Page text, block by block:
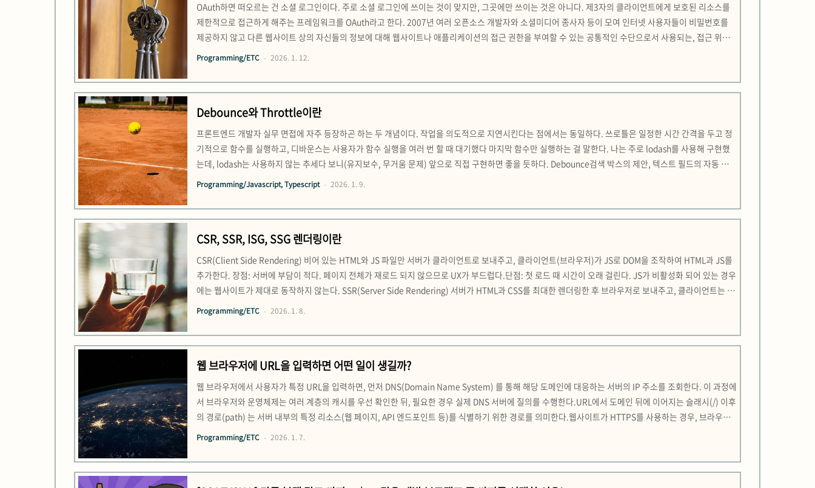
OAuth하면 떠오르는 건 소셜 로그인이다. 주로 소셜 로그인에 쓰이는 것이 맞지만, 그곳에만 쓰이는 것은 아니다. 제3자의 클라이언트에게 보호된 리소스를
제한적으로 접근하게 해주는 프레임워크를 OAuth라고 한다. 2007년 여러 오픈소스 개발자와 소셜미디어 종사자 등이 모여 인터넷 사용자들이 비밀번호를
제공하지 않고 다른 웹사이트 상의 자신들의 정보에 대해 웹사이트나 애플리케이션의 접근 권한을 부여할 수 있는 공통적인 수단으로서 사용되는, 접근 위임
을 위한 개방형 표준의 필요성을 논의하다 개발했다고 한다. 이후 구글 등이 후원하면서 공식 프로토콜로 발전할 수 있었다. OAuth 1.0에는 모바일 미지원, 보
Programming/ETC 2026. 1. 12.
Debounce와 Throttle이란
프론트엔드 개발자 실무 면접에 자주 등장하곤 하는 두 개념이다. 작업을 의도적으로 지연시킨다는 점에서는 동일하다. 쓰로틀은 일정한 시간 간격을 두고 정
기적으로 함수를 실행하고, 디바운스는 사용자가 함수 실행을 여러 번 할 때 대기했다 마지막 함수만 실행하는 걸 말한다. 나는 주로 lodash를 사용해 구현했
는데, lodash는 사용하지 않는 추세다 보니(유지보수, 무거움 문제) 앞으로 직접 구현하면 좋을 듯하다. Debounce검색 박스의 제안, 텍스트 필드의 자동 저
장, 버튼의 더블 클릭의 제거가 모두 debounce를 이용하는 사례다. function debounce(callback, delay) { let timer; return function () {
Programming/Javascript, Typescript 2026. 1. 9.
CSR, SSR, ISG, SSG 렌더링이란
CSR(Client Side Rendering) 비어 있는 HTML와 JS 파일만 서버가 클라이언트로 보내주고, 클라이언트(브라우저)가 JS로 DOM을 조작하여 HTML과 JS를
추가한다. 장점: 서버에 부담이 적다. 페이지 전체가 재로드 되지 않으므로 UX가 부드럽다.단점: 첫 로드 때 시간이 오래 걸린다. JS가 비활성화 되어 있는 경우
에는 웹사이트가 제대로 동작하지 않는다. SSR(Server Side Rendering) 서버가 HTML과 CSS를 최대한 렌더링한 후 브라우저로 보내주고, 클라이언트는 필
요한 인터랙션 등의 JS 동작을 받은 HTML에 붙여 완성한다(hydration). 장점: 페이지 첫 로드가 빠르다. SEO 유리. JS 비활성화되어 있어도 보다 많은 콘텐
Programming/ETC 2026. 1. 8.
웹 브라우저에 URL을 입력하면 어떤 일이 생길까?
웹 브라우저에서 사용자가 특정 URL을 입력하면, 먼저 DNS(Domain Name System) 를 통해 해당 도메인에 대응하는 서버의 IP 주소를 조회한다. 이 과정에
서 브라우저와 운영체제는 여러 계층의 캐시를 우선 확인한 뒤, 필요한 경우 실제 DNS 서버에 질의를 수행한다.URL에서 도메인 뒤에 이어지는 슬래시(/) 이후
의 경로(path) 는 서버 내부의 특정 리소스(웹 페이지, API 엔드포인트 등)를 식별하기 위한 경로를 의미한다.웹사이트가 HTTPS를 사용하는 경우, 브라우저
와 서버는 TLS(Transport Layer Security) 프로토콜을 통해 통신을 시작하며, 이 과정에서 암호화에 필요한 키를 교환하고 이후의 데이터 전송을 안전하게
Programming/ETC 2026. 1. 7.